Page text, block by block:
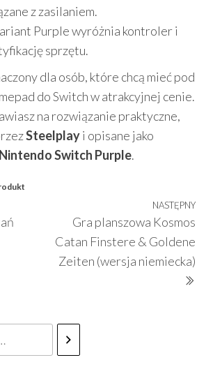
z zasilaniem.
Purple wyróżnia kontroler i
sprzętu.
dla osób, które chcą mieć pod
do Switch w atrakcyjnej cenie.
na rozwiązanie praktyczne,
Steelplayi opisane jako
Switch Purple.
NASTĘPNY
Gra planszowa Kosmos
Catan Finstere & Goldene
Zeiten (wersja niemiecka)